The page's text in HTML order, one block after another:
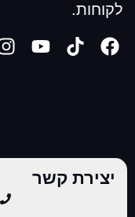
לקוחות.
יצירת קשר